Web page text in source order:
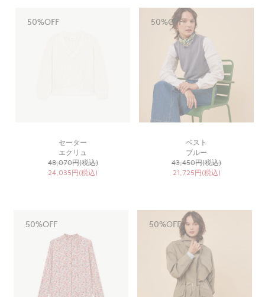
50%OFF
セーター
エクリュ
48,070円(税込)
24,035円(税込)
50%OFF
ベスト
ブルー
43,450円(税込)
21,725円(税込)
50%OFF 50%OFF